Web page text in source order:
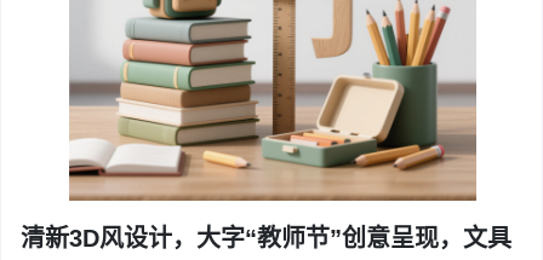
清新3D风设计，大字“教师节”创意呈现，文具